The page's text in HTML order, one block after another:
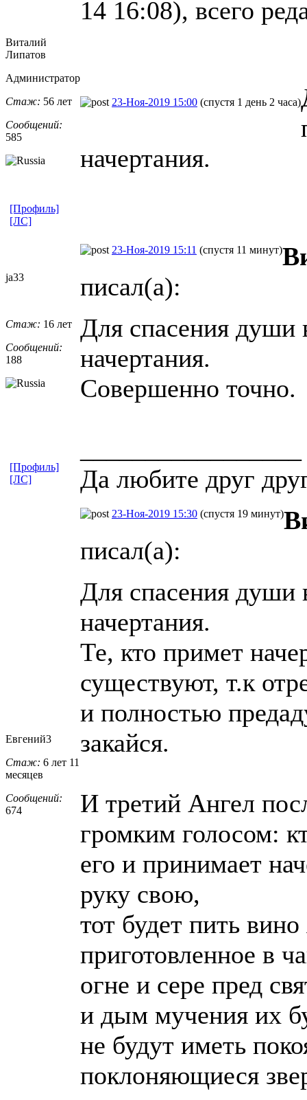
14 16:08), всего
Виталий
Липатов
Администратор
Стаж: 56 лет
Сообщений:
585
23-Ноя-2019 15:00 (спустя 1 день 2 часа)
начертания.
[Профиль]
[ЛС]
ja33
Стаж: 16 лет
Сообщений:
188
23-Ноя-2019 15:11 (спустя 11 минут)
писал(а):
Для спасения души
начертания.
Совершенно точно.
Да любите друг
[Профиль]
[ЛС]
Евгений3
Стаж: 6 лет 11
месяцев
Сообщений:
674
23-Ноя-2019 15:30 (спустя 19 минут)
писал(а):
Для спасения души
начертания.
Те, кто примет
существуют, т.к
и полностью
закайся.
И третий Ангел
громким голосом:
его и принимает
руку свою,
тот будет пить
приготовленное в
огне и сере пред
и дым мучения их
не будут иметь
поклоняющиеся